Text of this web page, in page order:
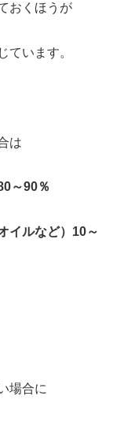
おくほうが
ています。
は
～90％
イルなど）10～
場合に